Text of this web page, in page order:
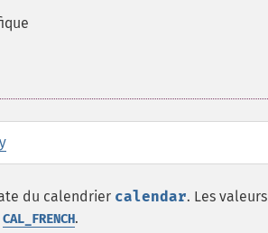
du calendrier calendar. Les valeurs
CAL_FRENCH.